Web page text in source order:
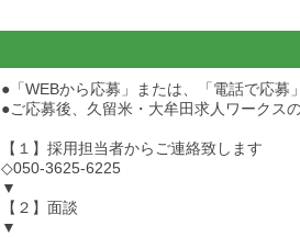
●「WEBから応募」または、「電話で応募
●ご応募後、久留米・大牟田求人ワークス
【１】採用担当者からご連絡致します
◇050-3625-6225
▼
【２】面談
▼